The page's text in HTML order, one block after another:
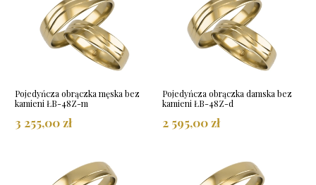
Pojedyńcza obrączka męska bez
kamieni ŁB-48Z-m
3 255,00 zł
Pojedyńcza obrączka damska bez
kamieni ŁB-48Z-d
2 595,00 zł